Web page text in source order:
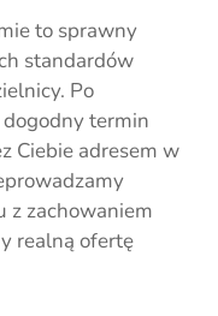
to sprawny
standardów
Po
termin
Ciebie adresem w
z zachowaniem
realną ofertę